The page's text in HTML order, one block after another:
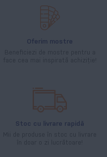
Oferim mostre
Stoc cu livrare rapidă